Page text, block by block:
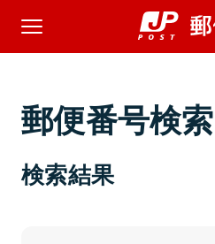
郵便番号検索
検索結果